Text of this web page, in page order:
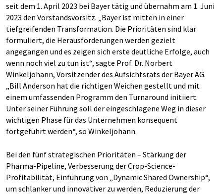
seit dem 1. April 2023 bei Bayer tätig und übernahm am 1. Juni
2023 den Vorstandsvorsitz. „Bayer ist mitten in einer
tiefgreifenden Transformation. Die Prioritäten sind klar
formuliert, die Herausforderungen werden gezielt
angegangen und es zeigen sich erste deutliche Erfolge, auch
wenn noch viel zu tun ist“, sagte Prof. Dr. Norbert
Winkeljohann, Vorsitzender des Aufsichtsrats der Bayer AG.
„Bill Anderson hat die richtigen Weichen gestellt und mit
einem umfassenden Programm den Turnaround initiiert.
Unter seiner Führung soll der eingeschlagene Weg in dieser
wichtigen Phase für das Unternehmen konsequent
fortgeführt werden“, so Winkeljohann.
Bei den fünf strategischen Prioritäten – Stärkung der
Pharma-Pipeline, Verbesserung der Crop-Science-
Profitabilität, Einführung von „Dynamic Shared Ownership“,
um schlanker und innovativer zu werden, Reduzierung der